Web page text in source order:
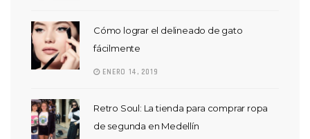
Cómo lograr el delineado de gato
fácilmente
ENERO 14, 2019
Retro Soul: La tienda para comprar ropa
de segunda en Medellín